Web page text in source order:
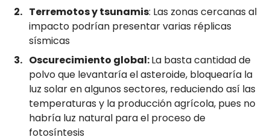
Terremotos y tsunamis: Las zonas cercanas al
impacto podrían presentar varias réplicas
sísmicas
Oscurecimiento global:La basta cantidad de
polvo que levantaría el asteroide, bloquearía la
luz solar en algunos sectores, reduciendo así las
temperaturas y la producción agrícola, pues no
habría luz natural para el proceso de
fotosíntesis